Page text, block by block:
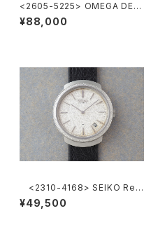
<2605-5225> OMEGA DE V
ILE
¥88,000
<2310-4168> SEIKO Ref.
2419-0010
¥49,500